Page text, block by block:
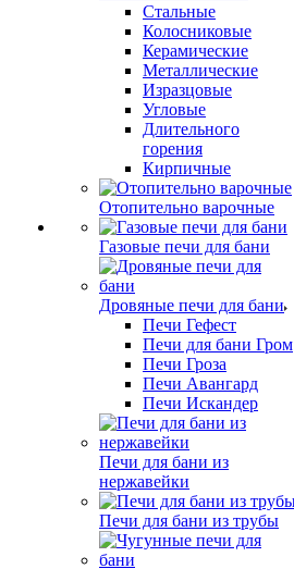
Стальные
Колосниковые
Керамические
Металлические
Изразцовые
Угловые
Длительного
горения
Кирпичные
Отопительно варочные
Газовые печи для бани
Дровяные печи для бани
Печи Гефест
Печи для бани Гром
Печи Гроза
Печи Авангард
Печи Искандер
Печи для бани из
нержавейки
Печи для бани из трубы